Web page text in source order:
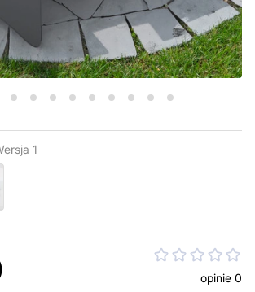
1
opinie 0